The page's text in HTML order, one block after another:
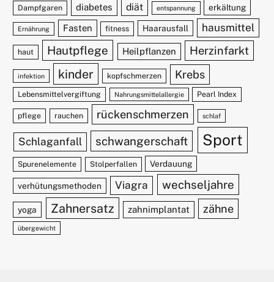
Dampfgaren diabetes diät entspannung erkältung
Ernährung Fasten fitness Haarausfall hausmittel
haut Hautpflege Heilpflanzen Herzinfarkt
infektion kinder kopfschmerzen Krebs
Lebensmittelvergiftung Nahrungsmittelallergie Pearl Index
pflege rauchen rückenschmerzen schlaf
Schlaganfall schwangerschaft Sport
Spurenelemente Stolperfallen Verdauung
verhütungsmethoden Viagra wechseljahre
yoga Zahnersatz zahnimplantat zähne
übergewicht